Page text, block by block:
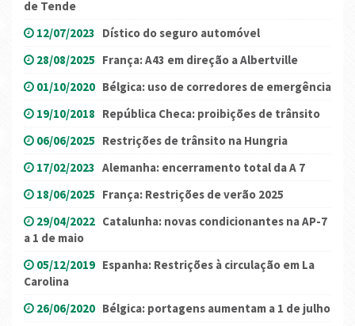
de Tende
12/07/2023 Dístico do seguro automóvel
28/08/2025 França: A43 em direção a Albertville
01/10/2020 Bélgica: uso de corredores de emergência
19/10/2018 República Checa: proibições de trânsito
06/06/2025 Restrições de trânsito na Hungria
17/02/2023 Alemanha: encerramento total da A 7
18/06/2025 França: Restrições de verão 2025
29/04/2022 Catalunha: novas condicionantes na AP-7
a 1 de maio
05/12/2019 Espanha: Restrições à circulação em La
Carolina
26/06/2020 Bélgica: portagens aumentam a 1 de julho